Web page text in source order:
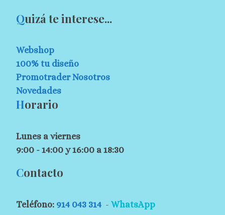
Quizá te interese...
Webshop
100% tu diseño
Promotrader Nosotros
Novedades
Horario
Lunes a viernes
9:00 - 14:00 y 16:00 a 18:30
Contacto
Teléfono: 914 043 314 - WhatsApp